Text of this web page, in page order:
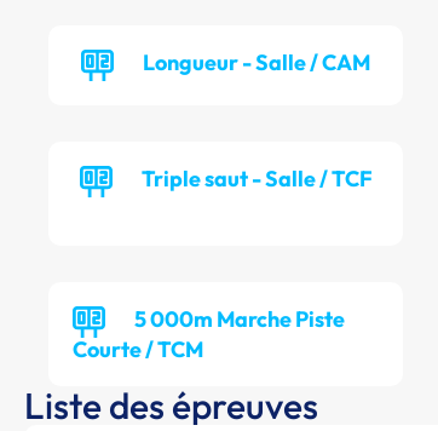
Longueur - Salle / CAM
Triple saut - Salle / TCF
5 000m Marche Piste
Courte / TCM
Liste des épreuves